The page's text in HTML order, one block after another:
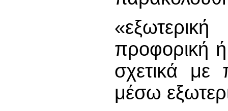
προφορική
σχετικά με
μέσω